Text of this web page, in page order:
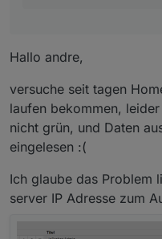
Hallo andre,
versuche seit tagen
laufen bekommen,
nicht grün, und Daten
eingelesen :(
Ich glaube das Problem
server IP Adresse zum